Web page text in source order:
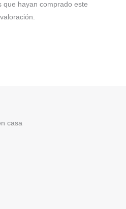
que hayan comprado este
casa